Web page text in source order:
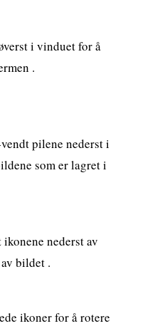
i vinduet for å
.
pilene nederst i
som er lagret i
nederst av
bildet .
ikoner for å rotere